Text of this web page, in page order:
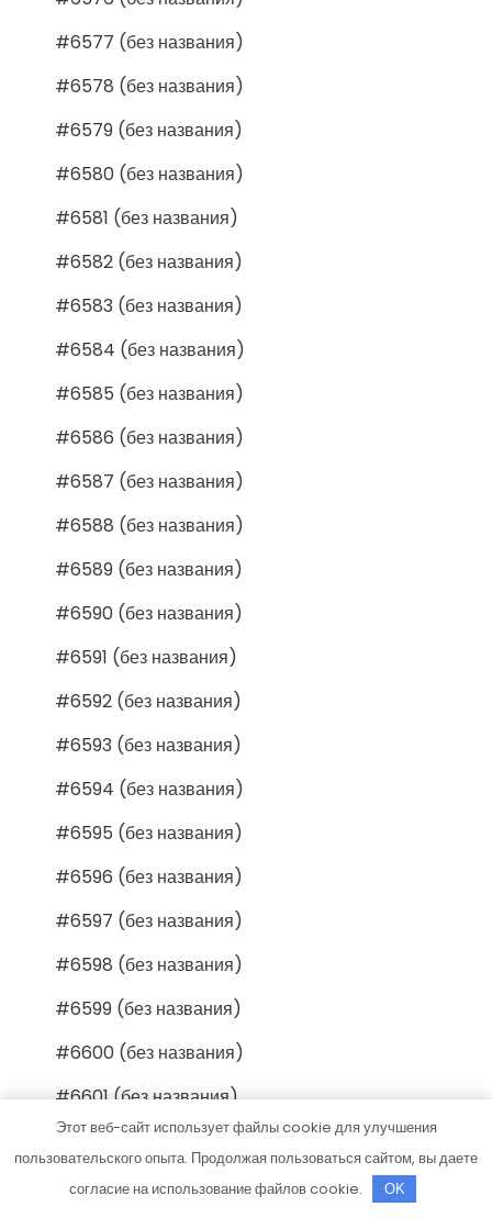
#6577 (без названия)
#6578 (без названия)
#6579 (без названия)
#6580 (без названия)
#6581 (без названия)
#6582 (без названия)
#6583 (без названия)
#6584 (без названия)
#6585 (без названия)
#6586 (без названия)
#6587 (без названия)
#6588 (без названия)
#6589 (без названия)
#6590 (без названия)
#6591 (без названия)
#6592 (без названия)
#6593 (без названия)
#6594 (без названия)
#6595 (без названия)
#6596 (без названия)
#6597 (без названия)
#6598 (без названия)
#6599 (без названия)
#6600 (без названия)
#6601 (без названия)
#6602 (без названия)
#6603 (без названия)
Этот веб-сайт использует файлы cookie для улучшения
пользовательского опыта. Продолжая пользоваться сайтом, вы даете
согласие на использование файлов cookie.
OK